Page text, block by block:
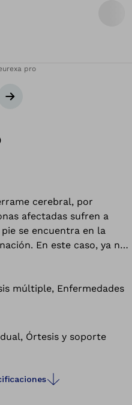
pro
Siguiente diapositiva
cerebral, por
afectadas sufren a
se encuentra en la
En este caso, ya no
de flexión dorsal que,
puede contrarrestar
incipiente.
múltiple, Enfermedades
Órtesis y soporte